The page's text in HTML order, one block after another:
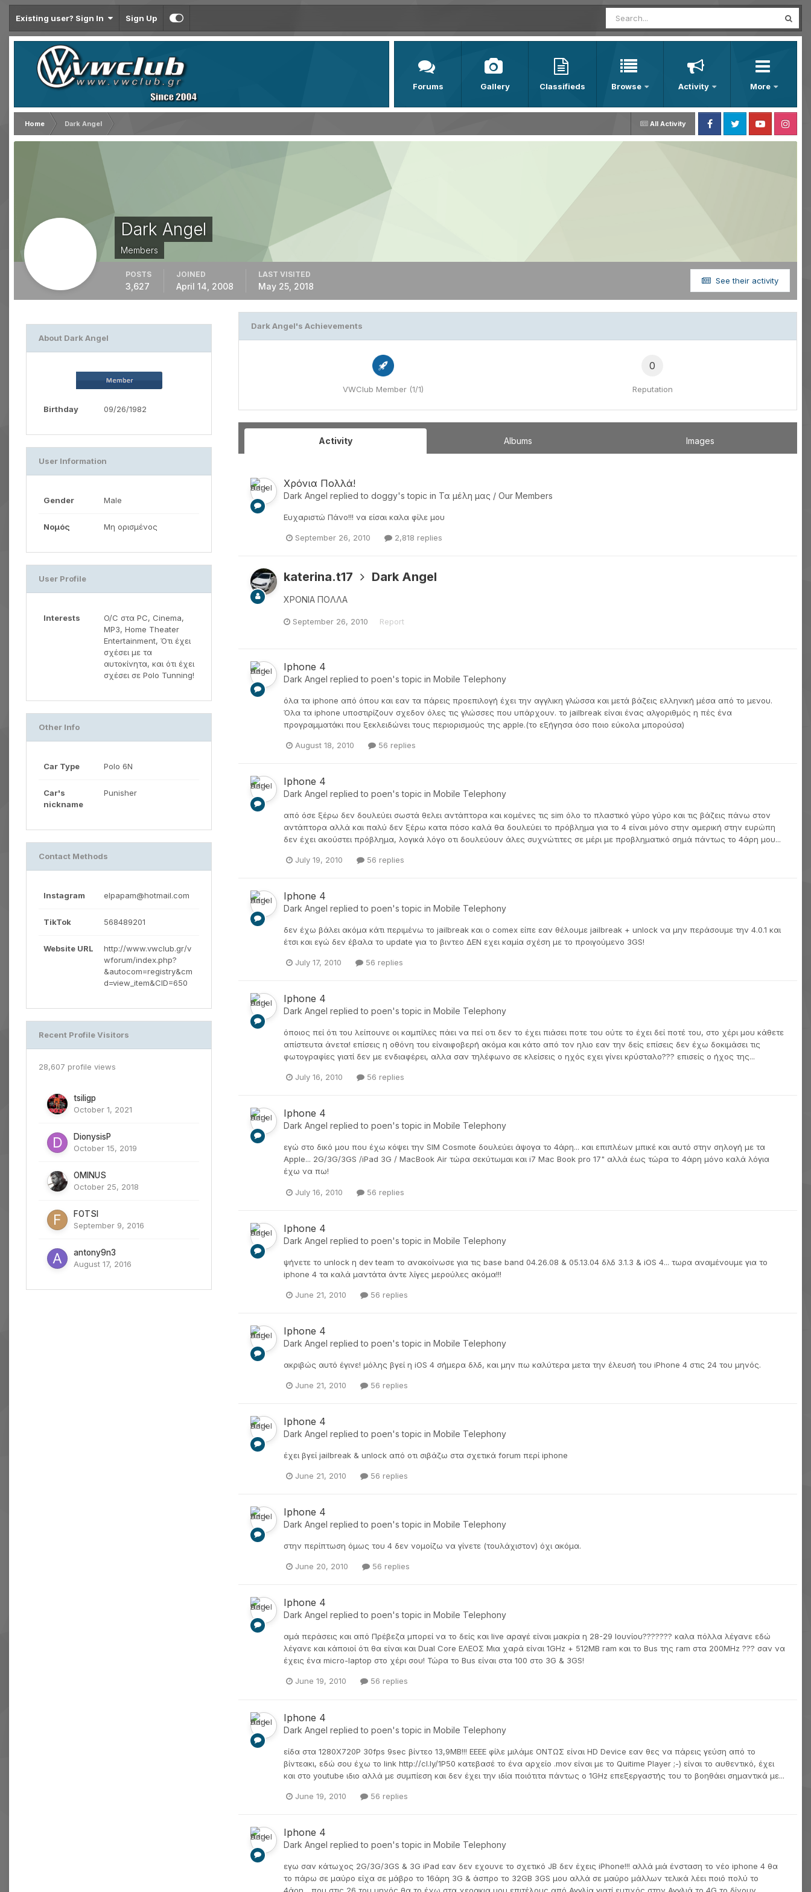
Existing user? Sign In Sign Up
Forums Gallery Classifieds Browse Activity More
All Activity
Home
Dark Angel
FacebookTwitter YoutubeInstagram
Dark Angel
Members
See their activity
POSTS
3,627
JOINED
April 14, 2008
LAST VISITED
May 25, 2018
About Dark Angel
Birthday 09/26/1982
User Information
Gender Male
Νομός Μη ορισμένος
User Profile
Interests
O/C στα PC, Cinema,
MP3, Home Theater
Entertainment, Ότι έχει
σχέσει με τα
αυτοκίνητα, και ότι έχει
σχέσει σε Polo Tunning!
Other Info
Car Type Polo 6N
Car's
nickname
Punisher
Contact Methods
Instagram elpapam@hotmail.com
TikTok 568489201
Website URL
http://www.vwclub.gr/v
wforum/index.php?
&autocom=registry&cm
d=view_item&CID=650
Recent Profile Visitors
28,607 profile views
tsiligp
October 1, 2021
DionysisP
October 15, 2019
OMINUS
October 25, 2018
FOTSI
September 9, 2016
antony9n3
August 17, 2016
Dark Angel's Achievements
VWClub Member (1/1)
0
Reputation
Activity Albums Images
Χρόνια Πολλά!
Dark Angel replied to doggy's topic in Τα μέλη μας / Our Members
Ευχαριστώ Πάνο!!! να είσαι καλα φίλε μου
September 26, 2010 2,818 replies
katerina.t17 Dark Angel
ΧΡΟΝΙΑ ΠΟΛΛΑ
September 26, 2010 Report
Iphone 4
Dark Angel replied to poen's topic in Mobile Telephony
όλα τα iphone από όπου και εαν τα πάρεις προεπιλογή έχει την αγγλικη γλώσσα και μετά βάζεις ελληνική μέσα από το μενου.
Όλα τα iphone υποστιρίζουν σχεδον όλες τις γλώσσες που υπάρχουν. το jailbreak είναι ένας αλγοριθμός η πές ένα
προγραμματάκι που ξεκλειδώνει τους περιορισμούς της apple.(το εξήγησα όσο ποιο εύκολα μπορούσα)
August 18, 2010 56 replies
Iphone 4
Dark Angel replied to poen's topic in Mobile Telephony
από όσε ξέρω δεν δουλεύει σωστά θελει αντάπτορα και κομένες τις sim όλο το πλαστικό γύρο γύρο και τις βάζεις πάνω στον
αντάπτορα αλλά και παλύ δεν ξέρω κατα πόσο καλά θα δουλεύει το πρόβλημα για το 4 είναι μόνο στην αμερική στην ευρώπη
δεν έχει ακούστει πρόβλημα, λογικά λόγο οτι δουλεύουν άλες συχνώτιτες σε μέρι με προβληματικό σημά πάντως το 4άρη μου...
July 19, 2010 56 replies
Iphone 4
Dark Angel replied to poen's topic in Mobile Telephony
δεν έχω βάλει ακόμα κάτι περιμένω το jailbreak και ο comex είπε εαν θέλουμε jailbreak + unlock να μην περάσουμε την 4.0.1 και
έτσι και εγώ δεν έβαλα το update για το βιντεο ΔΕΝ εχει καμία σχέση με το προιγούμενο 3GS!
July 17, 2010 56 replies
Iphone 4
Dark Angel replied to poen's topic in Mobile Telephony
όποιος πεί ότι του λείπουνε οι καμπίλες πάει να πεί οτι δεν το έχει πιάσει ποτε του ούτε το έχει δεί ποτέ του, στο χέρι μου κάθετε
απίστευτα άνετα! επίσεις η οθόνη του είναιφοβερή ακόμα και κάτο από τον ηλιο εαν την δείς επίσεις δεν έχω δοκιμάσει τις
φωτογραφίες γιατί δεν με ενδιαφέρει, αλλα σαν τηλέφωνο σε κλείσεις ο ηχός εχει γίνει κρύσταλο??? επισείς ο ήχος της...
July 16, 2010 56 replies
Iphone 4
Dark Angel replied to poen's topic in Mobile Telephony
εγώ στο δικό μου που έχω κόψει την SIM Cosmote δουλεύει άψογα το 4άρη... και επιπλέων μπικέ και αυτό στην σηλογή με τα
Apple... 2G/3G/3GS /iPad 3G / MacBook Air τώρα σεκύτωμαι και i7 Mac Book pro 17" αλλά έως τώρα το 4άρη μόνο καλά λόγια
έχω να πω!
July 16, 2010 56 replies
Iphone 4
Dark Angel replied to poen's topic in Mobile Telephony
ψήνετε το unlock η dev team το ανακοίνωσε για τις base band 04.26.08 & 05.13.04 δλδ 3.1.3 & iOS 4... τωρα αναμένουμε για το
iphone 4 τα καλά μαντάτα άντε λίγες μερούλες ακόμα!!!
June 21, 2010 56 replies
Iphone 4
Dark Angel replied to poen's topic in Mobile Telephony
ακριβώς αυτό έγινε! μόλης βγεί η iOS 4 σήμερα δλδ, και μην πω καλύτερα μετα την έλευσή του iPhone 4 στις 24 του μηνός.
June 21, 2010 56 replies
Iphone 4
Dark Angel replied to poen's topic in Mobile Telephony
έχει βγεί jailbreak & unlock από οτι σιβάζω στα σχετικά forum περί iphone
June 21, 2010 56 replies
Iphone 4
Dark Angel replied to poen's topic in Mobile Telephony
στην περίπτωση όμως του 4 δεν νομοίζω να γίνετε (τουλάχιστον) όχι ακόμα.
June 20, 2010 56 replies
Iphone 4
Dark Angel replied to poen's topic in Mobile Telephony
αμά περάσεις και από Πρέβεζα μπορεί να το δείς και live αραγέ είναι μακρία η 28-29 Ιουνίου??????? καλα πόλλα λέγανε εδώ
λέγανε και κάποιοί ότι θα είναι και Dual Core ΕΛΕΟΣ Μια χαρά είναι 1GHz + 512MB ram και το Bus της ram στα 200MHz ??? σαν να
έχεις ένα micro-laptop στο χέρι σου! Τώρα το Bus είναι στα 100 στο 3G & 3GS!
June 19, 2010 56 replies
Iphone 4
Dark Angel replied to poen's topic in Mobile Telephony
είδα στα 1280Χ720Ρ 30fps 9sec βίντεο 13,9ΜΒ!!! ΕΕΕΕ φίλε μιλάμε ΟΝΤΩΣ είναι HD Device εαν θες να πάρεις γεύση από το
βίντεακι, εδώ σου έχω το link http://cl.ly/1P50 κατεβασέ το ένα αρχείο .mov είναι με το Quitime Player ;-) είναι το αυθεντικό, έχει
και στο youtube ιδιο αλλά με συμπίεση και δεν έχει την ιδία ποιότιτα πάντως ο 1GHz επεξεργαστής του το βοηθάει σημαντικά με...
June 19, 2010 56 replies
Iphone 4
Dark Angel replied to poen's topic in Mobile Telephony
εγω σαν κάτωχος 2G/3G/3GS & 3G iPad εαν δεν εχουνε το σχετικό JB δεν έχεις iPhone!!! αλλά μιά ένσταση το νέο iphone 4 θα
το πάρω σε μαύρο είχα σε μάβρο το 16άρη 3G & άσπρο το 32GB 3GS μου αλλά σε μαύρο μάλλων τελικά λέει ποιό πολύ το
4άρη... που στις 26 του μηνός θα το έχω στα χερακια μου επιτέλους από Αγγλία γιατί ευτιχός στην Αγγλιά το 4G το δίνουν...